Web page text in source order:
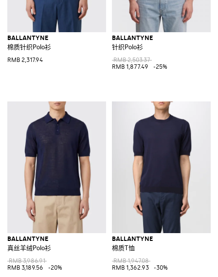
BALLANTYNE
棉质针织Polo衫
RMB 2,317.94
BALLANTYNE
针织Polo衫
RMB 2,503.37
RMB 1,877.49
-25%
BALLANTYNE
真丝羊绒Polo衫
RMB 3,986.91
RMB 3,189.56
-20%
BALLANTYNE
棉质T恤
RMB 1,947.08
RMB 1,362.93
-30%